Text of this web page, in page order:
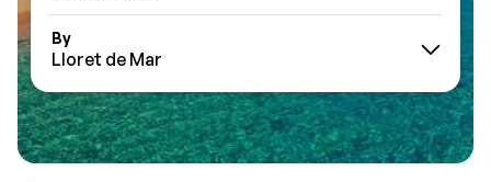
By
Lloret de Mar